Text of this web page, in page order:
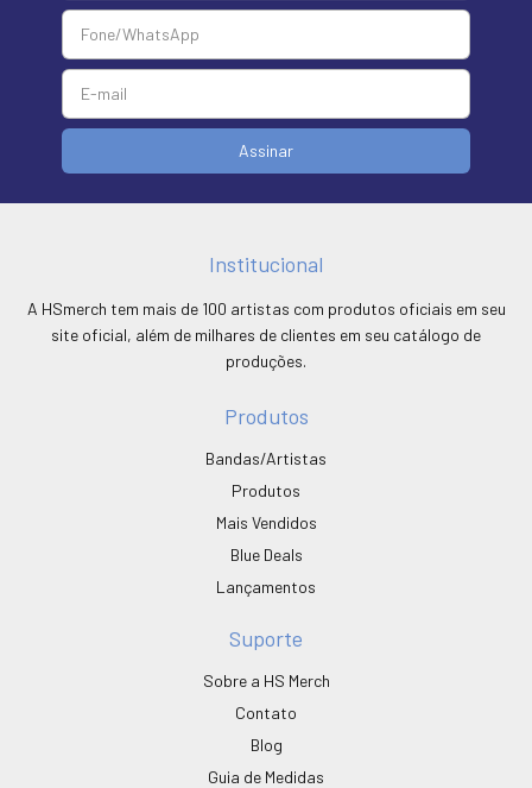
Institucional
A HSmerch tem mais de 100 artistas com produtos oficiais em seu
site oficial, além de milhares de clientes em seu catálogo de
produções.
Produtos
Bandas/Artistas
Produtos
Mais Vendidos
Blue Deals
Lançamentos
Suporte
Sobre a HS Merch
Contato
Blog
Guia de Medidas